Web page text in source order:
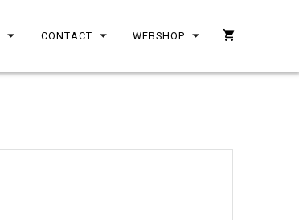
CONTACT WEBSHOP